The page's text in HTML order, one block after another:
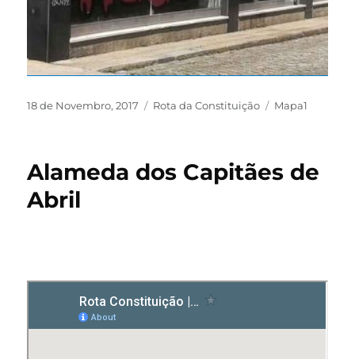
18 de Novembro, 2017 Rota da Constituição Mapa1
Alameda dos Capitães de
Abril